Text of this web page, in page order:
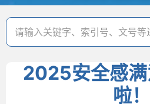
2025安全感
啦！